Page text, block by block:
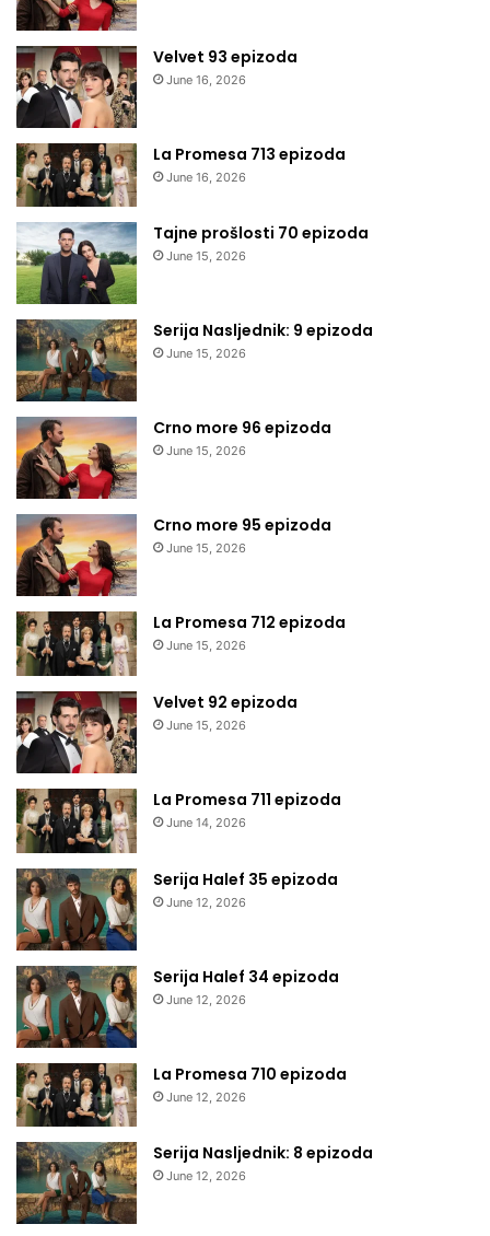
Velvet 93 epizoda
June 16, 2026
La Promesa 713 epizoda
June 16, 2026
Tajne prošlosti 70 epizoda
June 15, 2026
Serija Nasljednik: 9 epizoda
June 15, 2026
Crno more 96 epizoda
June 15, 2026
Crno more 95 epizoda
June 15, 2026
La Promesa 712 epizoda
June 15, 2026
Velvet 92 epizoda
June 15, 2026
La Promesa 711 epizoda
June 14, 2026
Serija Halef 35 epizoda
June 12, 2026
Serija Halef 34 epizoda
June 12, 2026
La Promesa 710 epizoda
June 12, 2026
Serija Nasljednik: 8 epizoda
June 12, 2026